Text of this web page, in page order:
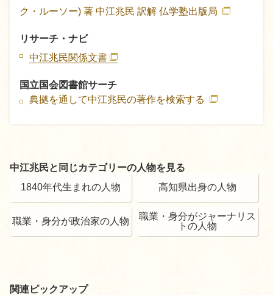
ク・ルーソー) 著 中江兆民 訳解 仏学塾出版局
リサーチ・ナビ
中江兆民関係文書
国立国会図書館サーチ
典拠を通して中江兆民の著作を検索する
中江兆民と同じカテゴリーの人物を見る
1840年代生まれの人物
高知県出身の人物
職業・身分が政治家の人物
職業・身分がジャーナリス
トの人物
関連ピックアップ